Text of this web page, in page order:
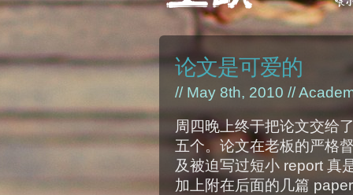
论文是可爱的
// May 8th, 2010 //
周四晚上终于把论文交给
五个。论文在老板的严格
及被迫写过短小 report 真
加上附在后面的几篇